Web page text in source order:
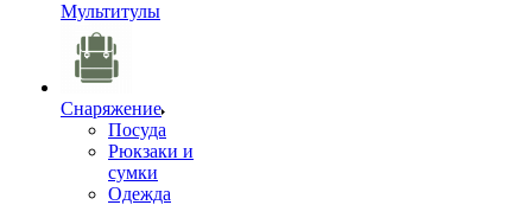
Мультитулы
Снаряжение
Посуда
Рюкзаки и
сумки
Одежда